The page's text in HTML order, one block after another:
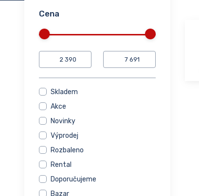
Cena
Skladem
Akce
Novinky
Výprodej
Rozbaleno
Rental
Doporučujeme
Bazar